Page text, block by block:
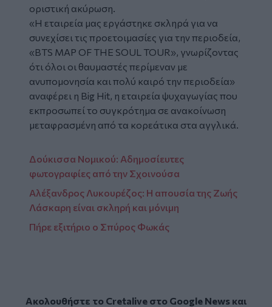
οριστική ακύρωση.
«Η εταιρεία μας εργάστηκε σκληρά για να
συνεχίσει τις προετοιμασίες για την περιοδεία,
«BTS MAP OF THE SOUL TOUR», γνωρίζοντας
ότι όλοι οι θαυμαστές περίμεναν με
ανυπομονησία και πολύ καιρό την περιοδεία»
αναφέρει η Big Hit, η εταιρεία ψυχαγωγίας που
εκπροσωπεί το συγκρότημα σε ανακοίνωση
μεταφρασμένη από τα κορεάτικα στα αγγλικά.
Δούκισσα Νομικού: Αδημοσίευτες
φωτογραφίες από την Σχοινούσα
Αλέξανδρος Λυκουρέζος: Η απουσία της Ζωής
Λάσκαρη είναι σκληρή και μόνιμη
Πήρε εξιτήριο ο Σπύρος Φωκάς
Ακολουθήστε το Cretalive στο Google Newsκαι